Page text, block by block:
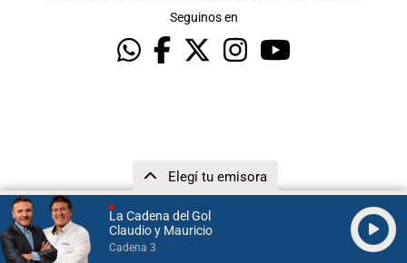
La Cadena del Gol
Claudio y Mauricio
Cadena 3
Elegí tu emisora
Seguinos en